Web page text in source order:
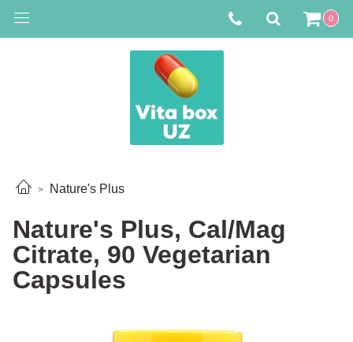
0
Nature's Plus
Nature's Plus, Cal/Mag
Citrate, 90 Vegetarian
Capsules